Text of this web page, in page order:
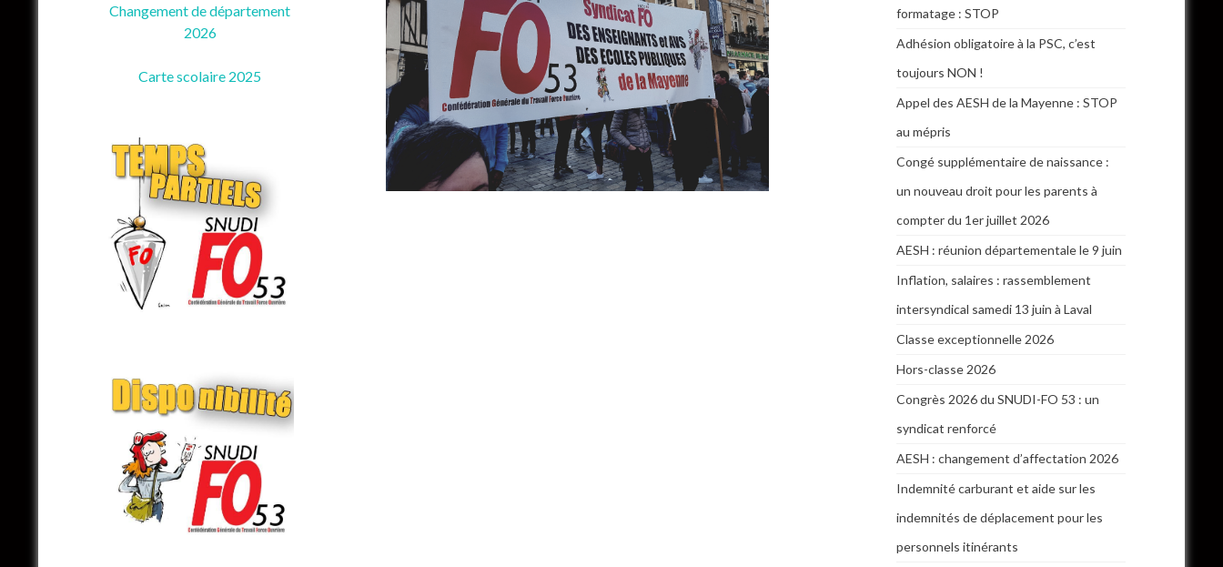
Changement de département
2026
Carte scolaire 2025
formatage : STOP
Adhésion obligatoire à la PSC, c’est
toujours NON !
Appel des AESH de la Mayenne : STOP
au mépris
Congé supplémentaire de naissance :
un nouveau droit pour les parents à
compter du 1er juillet 2026
AESH : réunion départementale le 9 juin
Inflation, salaires : rassemblement
intersyndical samedi 13 juin à Laval
Classe exceptionnelle 2026
Hors-classe 2026
Congrès 2026 du SNUDI-FO 53 : un
syndicat renforcé
AESH : changement d’affectation 2026
Indemnité carburant et aide sur les
indemnités de déplacement pour les
personnels itinérants